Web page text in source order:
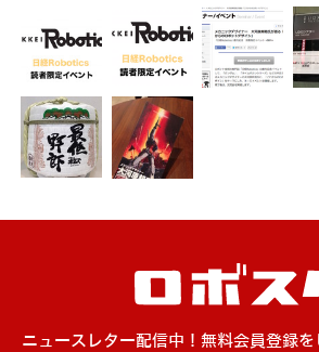
ニュースレター配信中！無料会員登録